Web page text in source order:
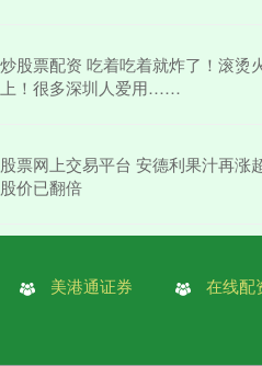
炒股票配资 吃着吃着就炸了！滚烫
上！很多深圳人爱用……
股票网上交易平台 安德利果汁再涨
股价已翻倍
美港通证券 在线配